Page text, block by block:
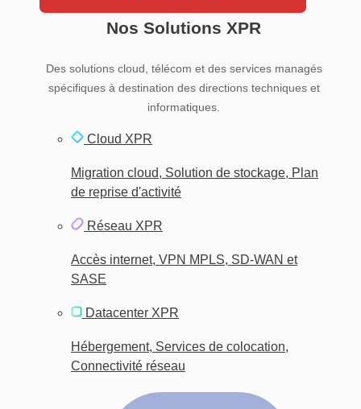
Nos Solutions XPR
Des solutions cloud, télécom et des services managés
spécifiques à destination des directions techniques et
informatiques.
Cloud XPR
Migration cloud, Solution de stockage, Plan
de reprise d'activité
Réseau XPR
Accès internet, VPN MPLS, SD-WAN et
SASE
Datacenter XPR
Hébergement, Services de colocation,
Connectivité réseau